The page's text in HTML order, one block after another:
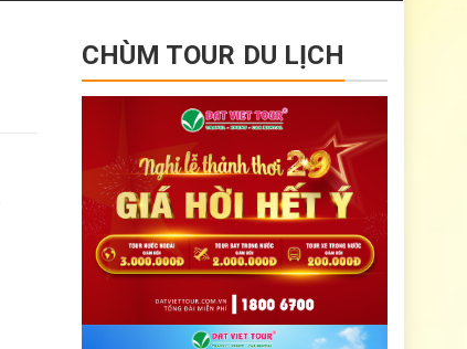
CHÙM TOUR DU LỊCH